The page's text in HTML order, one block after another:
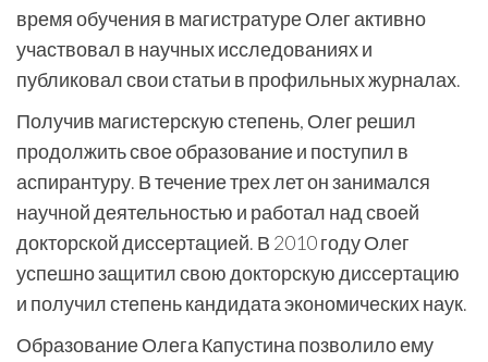
время обучения в магистратуре Олег активно
участвовал в научных исследованиях и
публиковал свои статьи в профильных журналах.
Получив магистерскую степень, Олег решил
продолжить свое образование и поступил в
аспирантуру. В течение трех лет он занимался
научной деятельностью и работал над своей
докторской диссертацией. В 2010 году Олег
успешно защитил свою докторскую диссертацию
и получил степень кандидата экономических наук.
Образование Олега Капустина позволило ему